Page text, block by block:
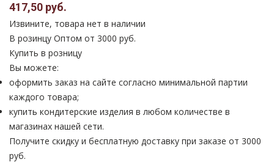
417,50 руб.
Извините, товара нет в наличии
В розинцу Оптом от 3000 руб.
Купить в розницу
Вы можете:
оформить заказ на сайте согласно минимальной партии
каждого товара;
купить кондитерские изделия в любом количестве в
магазинах нашей сети.
Получите скидку и бесплатную доставку при заказе от 3000
руб.